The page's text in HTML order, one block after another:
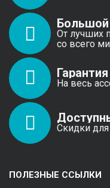
От лучших
со всего
Гарантия
На весь
Скидки
ПОЛЕЗНЫЕ ССЫЛКИ